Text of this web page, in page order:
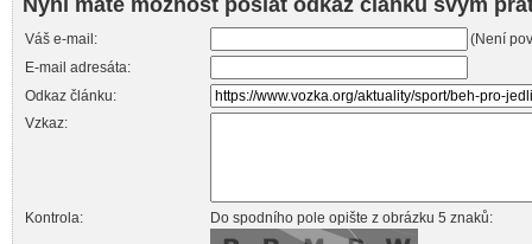
Nyní máte možnost poslat odkaz článku svým
Váš e-mail:
(Není
E-mail adresáta:
Odkaz článku:
Vzkaz:
Kontrola: Do spodního pole opište z obrázku 5 znaků: